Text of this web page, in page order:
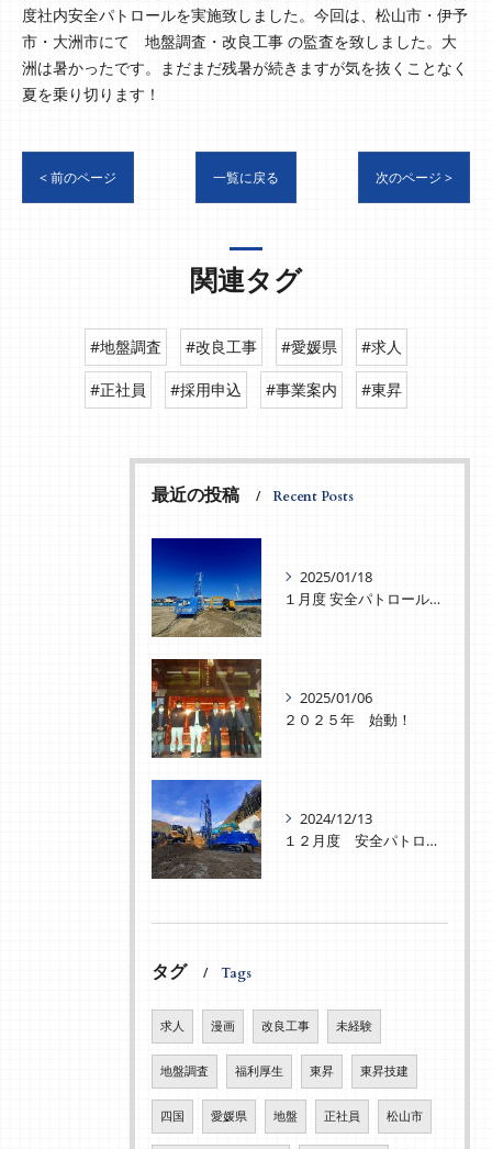
度社内安全パトロールを実施致しました。今回は、松山市・伊予
市・大洲市にて 地盤調査・改良工事 の監査を致しました。大
洲は暑かったです。まだまだ残暑が続きますが気を抜くことなく
夏を乗り切ります！
< 前のページ 一覧に戻る 次のページ >
関連タグ
#地盤調査 #改良工事 #愛媛県 #求人
#正社員 #採用申込 #事業案内 #東昇
最近の投稿 Recent Posts
2025/01/18
１月度 安全パトロールを実施致しました！
2025/01/06
２０２５年 始動！
2024/12/13
１２月度 安全パトロールを実施致しました！
タグ Tags
求人 漫画 改良工事 未経験
地盤調査 福利厚生 東昇 東昇技建
四国 愛媛県 地盤 正社員 松山市